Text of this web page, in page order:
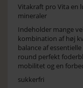
Vitakraft pro Vita en
mineraler
Indeholder mange
kombination af høj
balance af
round perfekt
mobilitet og en
sukkerfri